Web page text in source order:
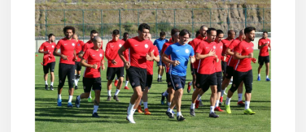
BRANŞLAR
HABERLER
İLETİŞİM